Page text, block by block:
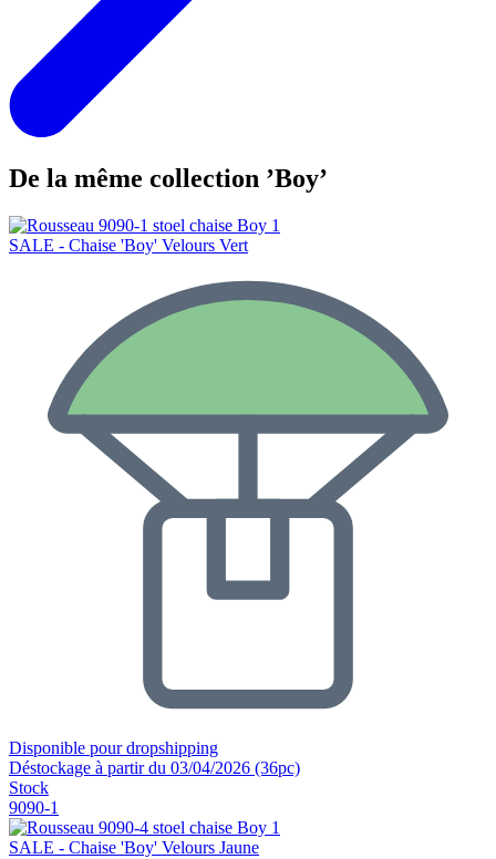
De la même collection ’Boy’
SALE - Chaise 'Boy' Velours Vert
Disponible pour dropshipping
Déstockage à partir du 03/04/2026 (36pc)
Stock
9090-1
SALE - Chaise 'Boy' Velours Jaune